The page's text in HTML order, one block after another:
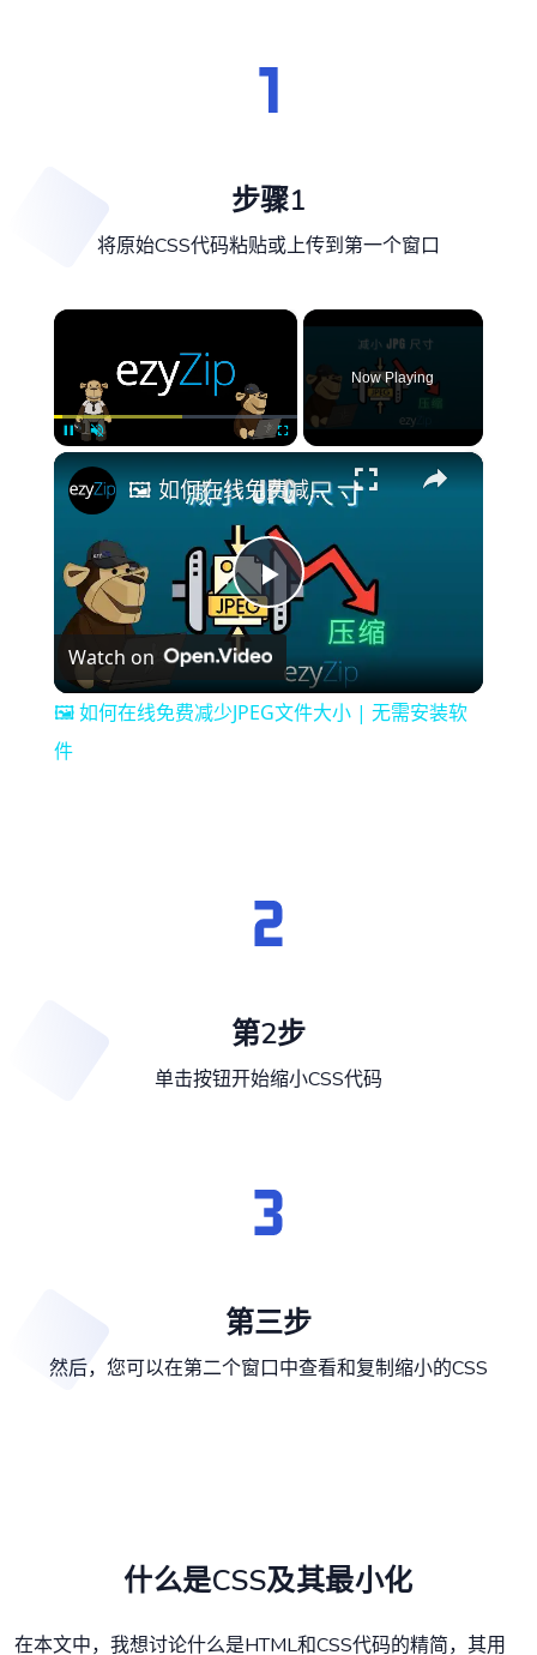
步骤1
将原始CSS代码粘贴或上传到第一个窗口
×
Now Playing
×
Play
Video
🖼️ 如何在线免费减少JPEG文件大小 | 无需安装软件
Watch on
🖼️ 如何在线免费减少JPEG文件大小 | 无需安装软
件
第2步
单击按钮开始缩小CSS代码
第三步
然后，您可以在第二个窗口中查看和复制缩小的CSS
什么是CSS及其最小化
在本文中，我想讨论什么是HTML和CSS代码的精简，其用